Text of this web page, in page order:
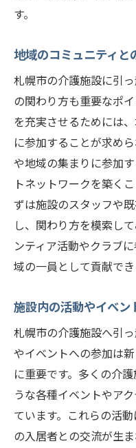
す。
地域のコミュニティと
札幌市の介護施設に引
の関わり方も重要なポ
を充実させるためには
に参加することが求め
や地域の集まりに参加
トネットワークを築く
ずは施設のスタッフや
し、関わり方を模索し
ンティア活動やクラブ
域の一員として貢献でき
施設内の活動やイベン
札幌市の介護施設へ引
やイベントへの参加は
に重要です。多くの介
うな各種イベントやア
ています。これらの活動
の入居者との交流が生